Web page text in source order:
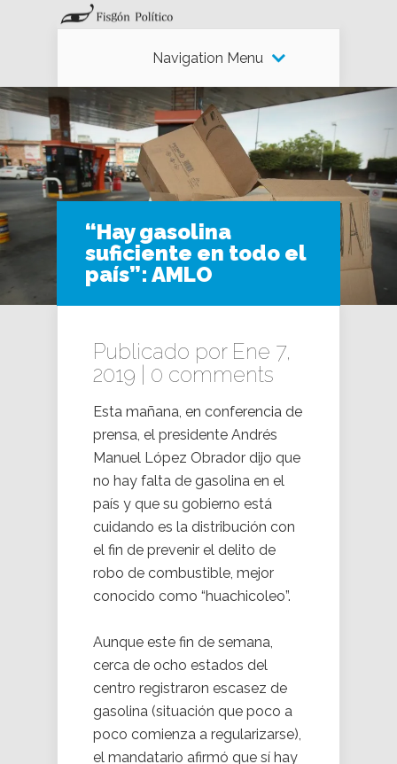
Navigation Menu
“Hay gasolina
suficiente en todo el
país”: AMLO
Publicado por Ene 7,
2019 | 0 comments
Esta mañana, en conferencia de
prensa, el presidente Andrés
Manuel López Obrador dijo que
no hay falta de gasolina en el
país y que su gobierno está
cuidando es la distribución con
el fin de prevenir el delito de
robo de combustible, mejor
conocido como “huachicoleo”.
Aunque este fin de semana,
cerca de ocho estados del
centro registraron escasez de
gasolina (situación que poco a
poco comienza a regularizarse),
el mandatario afirmó que sí hay